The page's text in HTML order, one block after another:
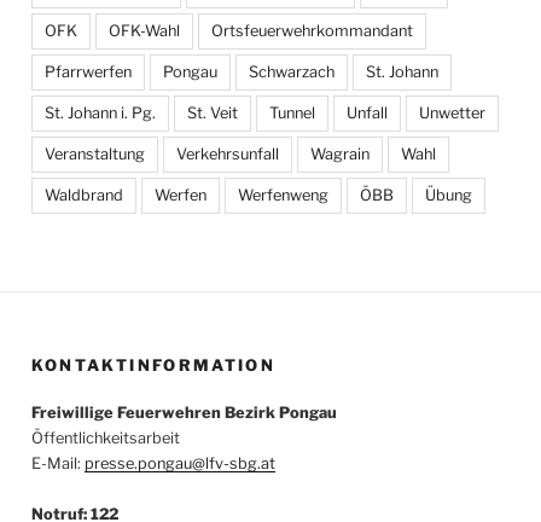
OFK OFK-Wahl Ortsfeuerwehrkommandant
Pfarrwerfen Pongau Schwarzach St. Johann
St. Johann i. Pg. St. Veit Tunnel Unfall Unwetter
Veranstaltung Verkehrsunfall Wagrain Wahl
Waldbrand Werfen Werfenweng ÖBB Übung
KONTAKTINFORMATION
Freiwillige Feuerwehren Bezirk Pongau
Öffentlichkeitsarbeit
E-Mail: presse.pongau@lfv-sbg.at
Notruf: 122